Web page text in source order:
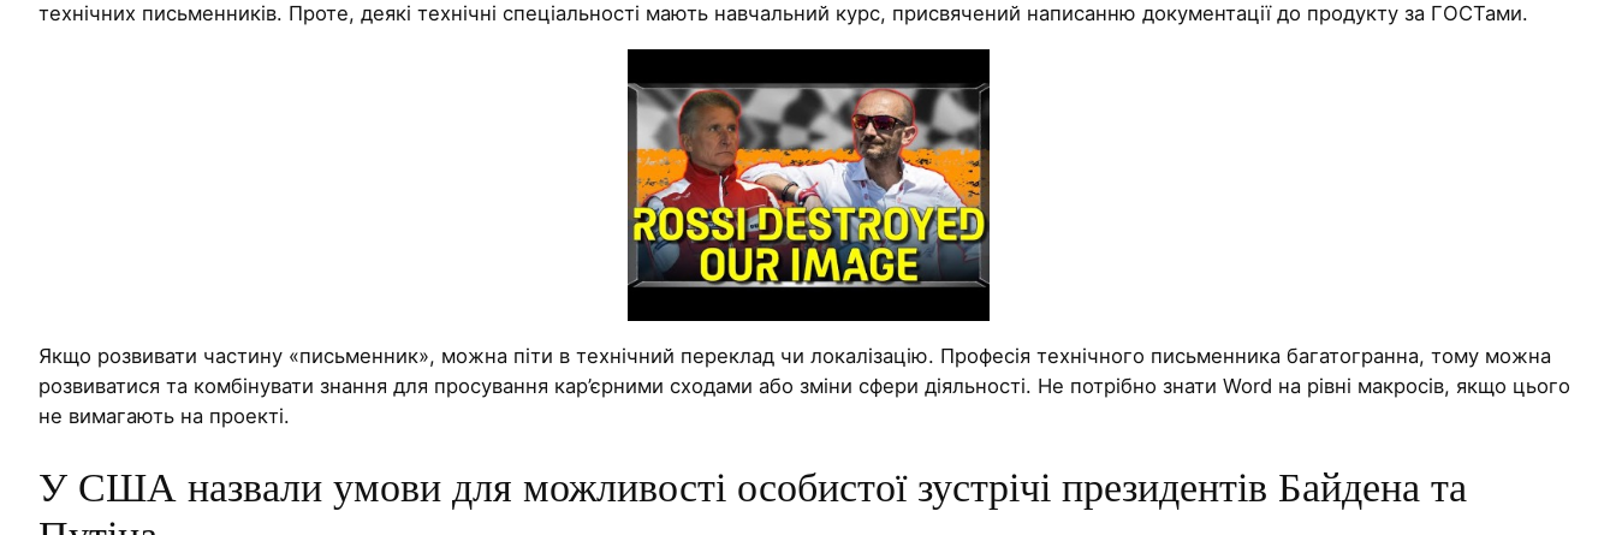
технічних письменників. Проте, деякі технічні спеціальності мають навчальний курс, присвячений написанню документації до продукту за ГОСТами.
Якщо розвивати частину «письменник», можна піти в технічний переклад чи локалізацію. Професія технічного письменника багатогранна, тому можна
розвиватися та комбінувати знання для просування кар’єрними сходами або зміни сфери діяльності. Не потрібно знати Word на рівні макросів, якщо цього
не вимагають на проекті.
У США назвали умови для можливості особистої зустрічі президентів Байдена та